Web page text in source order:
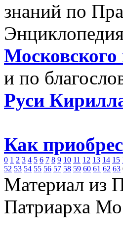
знаний по
и по
Руси
Как
0 1 2 3 4 5 6 7 8 9 10 11 12 13 14 15
52 53 54 55 56 57 58 59 60 61 62 63
Материал из
Патриарха